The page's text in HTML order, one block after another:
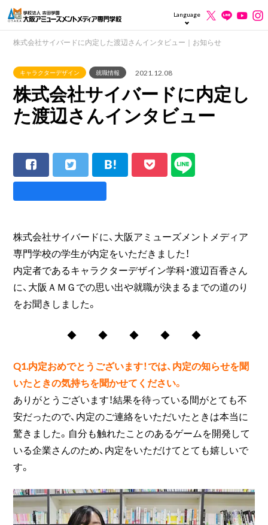
Language
株式会社サイバードに内定した渡辺さんインタビュー｜お知らせ
キャラクターデザイン 就職情報 2021.12.08
株式会社サイバードに内定し
た渡辺さんインタビュー
株式会社サイバードに、大阪アミューズメントメディア
専門学校の学生が内定をいただきました！
内定者であるキャラクターデザイン学科・渡辺百香さん
に、大阪ＡＭＧでの思い出や就職が決まるまでの道のり
をお聞きしました。
◆ ◆ ◆ ◆ ◆
Q1.内定おめでとうございます！では、内定の知らせを聞
いたときの気持ちを聞かせてください。
ありがとうございます！結果を待っている間がとても不
安だったので、内定のご連絡をいただいたときは本当に
驚きました。自分も触れたことのあるゲームを開発して
いる企業さんのため、内定をいただけてとても嬉しいで
す。